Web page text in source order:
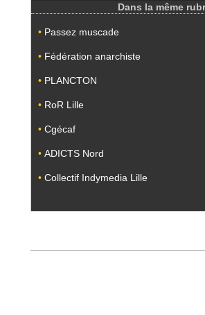
Dans la même
• Passez muscade
• Fédération anarchiste
• PLANCTON
• RoR Lille
• Cgécaf
• ADICTS Nord
• Collectif Indymedia Lille